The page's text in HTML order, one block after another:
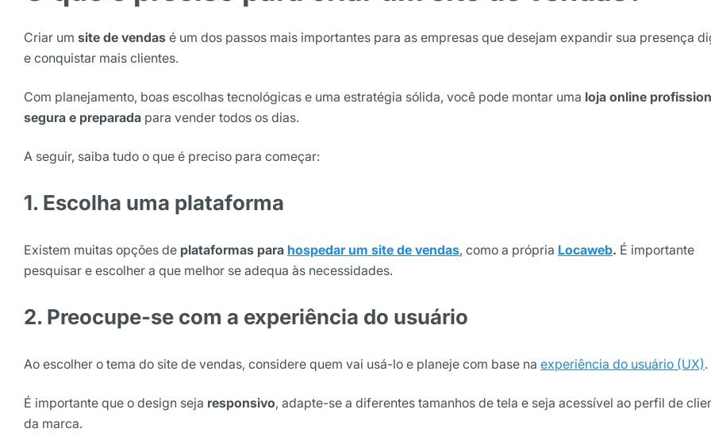
Criar um site de vendas é um dos passos mais importantes para as empresas que desejam expandir sua presença
e conquistar mais clientes.
Com planejamento, boas escolhas tecnológicas e uma estratégia sólida, você pode montar uma loja online
segura e preparada para vender todos os dias.
A seguir, saiba tudo o que é preciso para começar:
1. Escolha uma plataforma
Existem muitas opções de plataformas para hospedar um site de vendas, como a própria Locaweb. É importante
pesquisar e escolher a que melhor se adequa às necessidades.
2. Preocupe-se com a experiência do usuário
Ao escolher o tema do site de vendas, considere quem vai usá-lo e planeje com base na experiência do usuário (UX).
É importante que o design seja responsivo, adapte-se a diferentes tamanhos de tela e seja acessível ao perfil de
da marca.
E-mail
Selecione sua área de atuação
de Privacidade
Assinar newsletter